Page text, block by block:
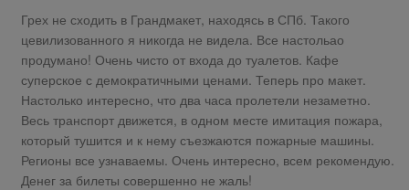
Грех не сходить в Грандмакет, находясь в СПб. Такого
цевилизованного я никогда не видела. Все настольао
продумано! Очень чисто от входа до туалетов. Кафе
суперское с демократичными ценами. Теперь про макет.
Настолько интересно, что два часа пролетели незаметно.
Весь транспорт движется, в одном месте имитация пожара,
который тушится и к нему съезжаются пожарные машины.
Регионы все узнаваемы. Очень интересно, всем рекомендую.
Денег за билеты совершенно не жаль!